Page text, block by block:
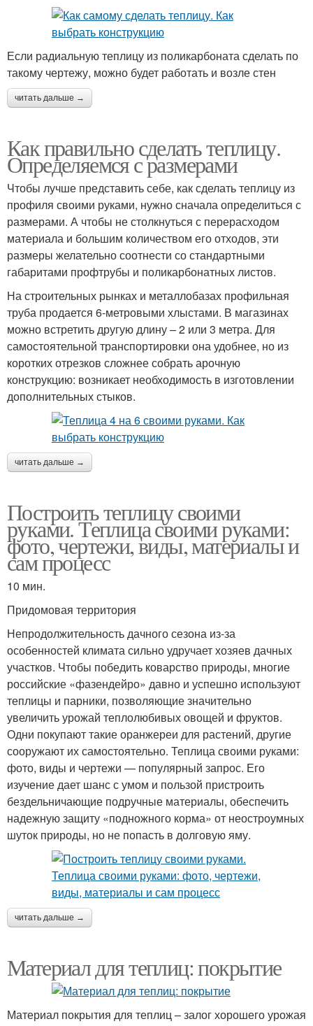
Если радиальную теплицу из поликарбоната сделать по
такому чертежу, можно будет работать и возле стен
читать дальше →
Как правильно сделать теплицу.
Определяемся с размерами
Чтобы лучше представить себе, как сделать теплицу из
профиля своими руками, нужно сначала определиться с
размерами. А чтобы не столкнуться с перерасходом
материала и большим количеством его отходов, эти
размеры желательно соотнести со стандартными
габаритами профтрубы и поликарбонатных листов.
На строительных рынках и металлобазах профильная
труба продается 6-метровыми хлыстами. В магазинах
можно встретить другую длину – 2 или 3 метра. Для
самостоятельной транспортировки она удобнее, но из
коротких отрезков сложнее собрать арочную
конструкцию: возникает необходимость в изготовлении
дополнительных стыков.
читать дальше →
Построить теплицу своими
руками. Теплица своими руками:
фото, чертежи, виды, материалы и
сам процесс
10 мин.
Придомовая территория
Непродолжительность дачного сезона из-за
особенностей климата сильно удручает хозяев дачных
участков. Чтобы победить коварство природы, многие
российские «фазендейро» давно и успешно используют
теплицы и парники, позволяющие значительно
увеличить урожай теплолюбивых овощей и фруктов.
Одни покупают такие оранжереи для растений, другие
сооружают их самостоятельно. Теплица своими руками:
фото, виды и чертежи — популярный запрос. Его
изучение дает шанс с умом и пользой пристроить
бездельничающие подручные материалы, обеспечить
надежную защиту «подножного корма» от неостроумных
шуток природы, но не попасть в долговую яму.
читать дальше →
Материал для теплиц: покрытие
Материал покрытия для теплиц – залог хорошего урожая